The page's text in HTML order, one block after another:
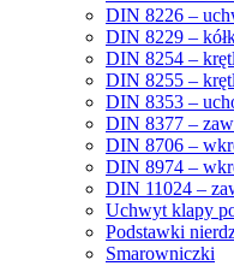
DIN 8226 –
DIN 8229 –
DIN 8254 –
DIN 8255 –
DIN 8353 –
DIN 8377 –
DIN 8706 –
DIN 8974 –
DIN 11024 –
Uchwyt klapy
Podstawki
Smarowniczki